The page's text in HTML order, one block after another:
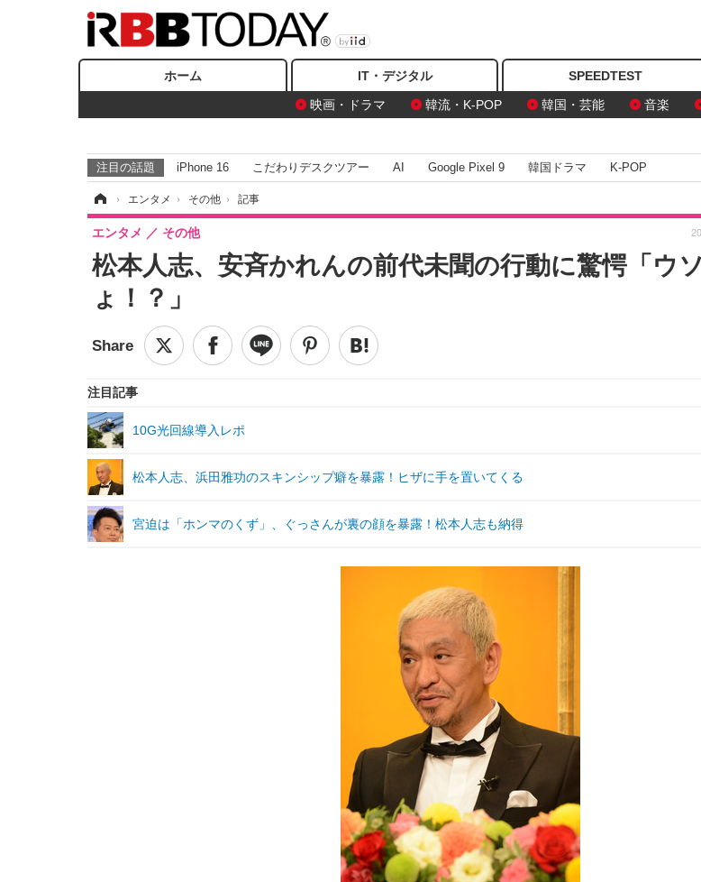
ホーム IT・デジタル SPEEDTEST
映画・ドラマ
韓流・K-POP 韓国・芸能 音楽
注目の話題 iPhone 16 こだわりデスクツアー AI Google Pixel 9 韓国ドラマ K-POP
› エンタメ › その他 › 記事
松本人志、安斉かれんの前代未聞の行動に驚愕「ウ
ょ！？」
エンタメ その他
注目記事
10G光回線導入レポ
松本人志、浜田雅功のスキンシップ癖を暴露！ヒザに手を置いてくる
宮迫は「ホンマのくず」、ぐっさんが裏の顔を暴露！松本人志も納得